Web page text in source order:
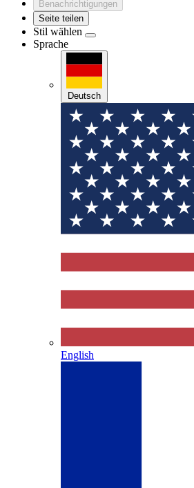
Benachrichtigungen
Seite teilen
Stil wählen
Sprache
Deutsch
English